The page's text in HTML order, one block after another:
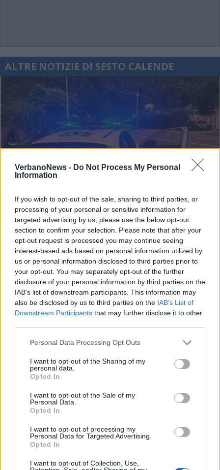
VerbanoNews - Do Not Process My Personal
Information
If you wish to opt-out of the sale, sharing to third parties, or
processing of your personal or sensitive information for
targeted advertising by us, please use the below opt-out
section to confirm your selection. Please note that after your
opt-out request is processed you may continue seeing
interest-based ads based on personal information utilized by
us or personal information disclosed to third parties prior to
your opt-out. You may separately opt-out of the further
disclosure of your personal information by third parties on the
IAB’s list of downstream participants. This information may
also be disclosed by us to third parties on the IAB’s List of
Downstream Participants that may further disclose it to other
Personal Data Processing Opt Outs
I want to opt-out of the Sharing of my
personal data.
Opted In
I want to opt-out of the Sale of my
Personal Data.
Opted In
I want to opt-out of processing my
Personal Data for Targeted Advertising.
Opted In
I want to opt-out of Collection, Use,
ALTRE NOTIZIE DI SESTO CALENDE
SICUREZZA
Un sabato di controlli tra possibili
furti, fughe e sicurezza urbana in
provincia